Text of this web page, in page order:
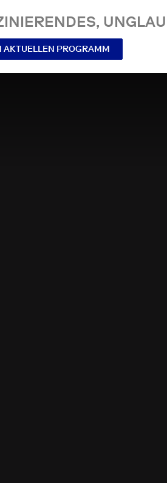
AKTUELLEN PROGRAMM